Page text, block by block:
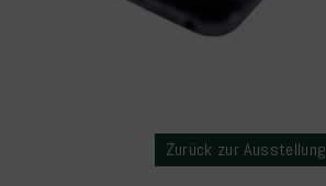
Zurück zur Ausstellung